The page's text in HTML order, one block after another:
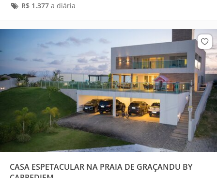
R$ 1.377a diária
CASA ESPETACULAR NA PRAIA DE GRAÇANDU BY